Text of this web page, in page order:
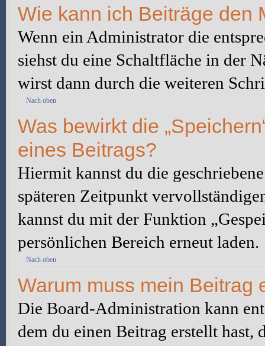
Wie kann ich Beiträge den
Wenn ein Administrator die
siehst du eine Schaltfläche in der
wirst dann durch die weiteren
Nach oben
Was bewirkt die
eines Beitrags?
Hiermit kannst du die
späteren Zeitpunkt
kannst du mit der Funktion
persönlichen Bereich erneut laden.
Nach oben
Warum muss mein Beitrag
Die Board-Administration kann
dem du einen Beitrag erstellt hast,